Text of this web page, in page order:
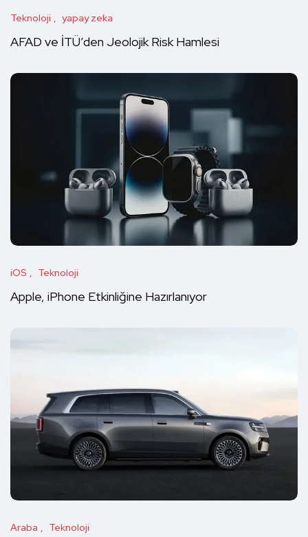
Teknoloji yapay zeka
AFAD ve İTÜ’den Jeolojik Risk Hamlesi
iOS Teknoloji
Apple, iPhone Etkinliğine Hazırlanıyor
Araba Teknoloji